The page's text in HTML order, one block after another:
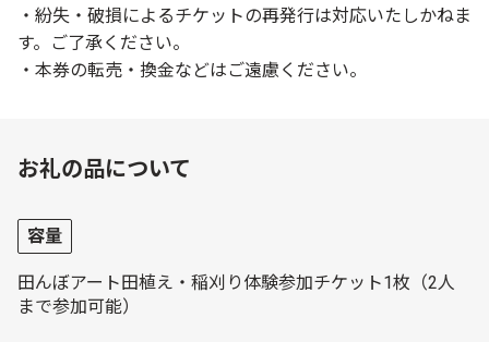
・紛失・破損によるチケットの再発行は対応いたしかねま
す。ご了承ください。
・本券の転売・換金などはご遠慮ください。
お礼の品について
容量
田んぼアート田植え・稲刈り体験参加チケット1枚（2人
まで参加可能）